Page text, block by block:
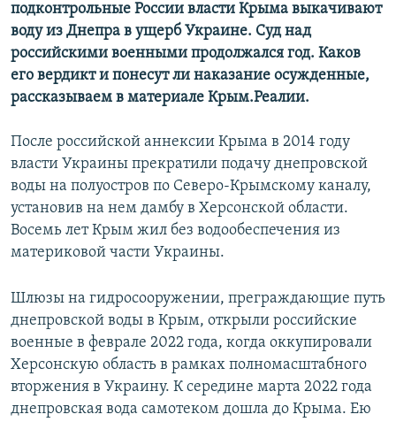
подконтрольные России власти Крыма выкачивают
воду из Днепра в ущерб Украине. Суд над
российскими военными продолжался год. Каков
его вердикт и понесут ли наказание осужденные,
рассказываем в материале Крым.Реалии.
После российской аннексии Крыма в 2014 году
власти Украины прекратили подачу днепровской
воды на полуостров по Северо-Крымскому каналу,
установив на нем дамбу в Херсонской области.
Восемь лет Крым жил без водообеспечения из
материковой части Украины.
Шлюзы на гидросооружении, преграждающие путь
днепровской воды в Крым, открыли российские
военные в феврале 2022 года, когда оккупировали
Херсонскую область в рамках полномасштабного
вторжения в Украину. К середине марта 2022 года
днепровская вода самотеком дошла до Крыма. Ею